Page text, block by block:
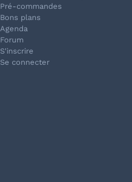
Pré-commandes
Bons plans
Agenda
Forum
S'inscrire
Se connecter